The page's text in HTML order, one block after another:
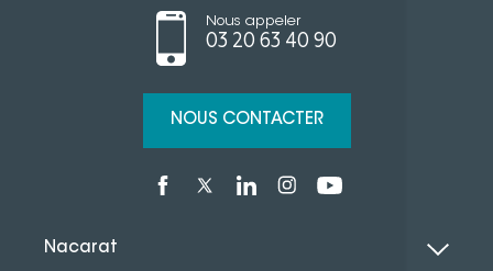
Nous appeler
03 20 63 40 90
NOUS CONTACTER
Nacarat